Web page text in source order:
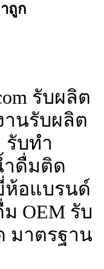
ถูก
รับผลิต
านรับผลิต
บทำ
ดื่มติด
อแบรนด์
OEM รับ
มาตรฐาน